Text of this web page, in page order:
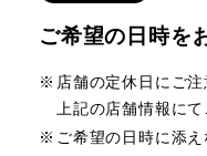
ご希望の日時を
店舗の定休日にご
上記の店舗情報に
ご希望の日時に添